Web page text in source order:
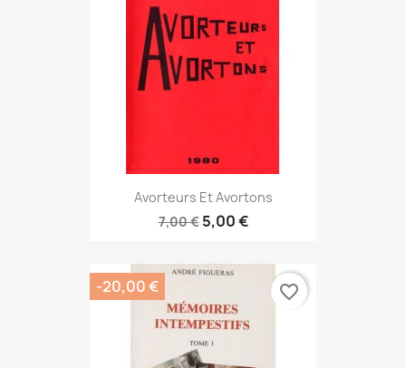
Avorteurs Et Avortons
7,00 € 5,00 €
-20,00 € favorite_border